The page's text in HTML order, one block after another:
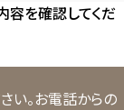
容を確認してくだ
い。お電話からの